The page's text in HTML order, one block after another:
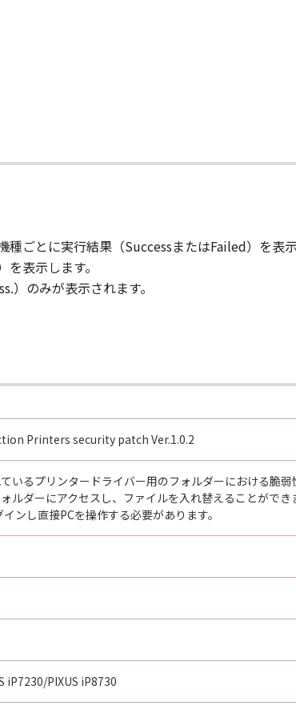
ごとに実行結果（SuccessまたはFailed）を表示
表示します。
）のみが表示されます。
Printers security patch Ver.1.0.2
いるプリンタードライバー用のフォルダーにおける脆弱
ルダーにアクセスし、ファイルを入れ替えることができ
ンし直接PCを操作する必要があります。
iP7230/PIXUS iP8730